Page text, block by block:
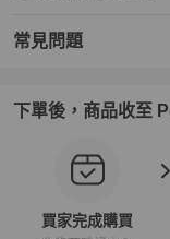
常見問題
下單後，商品收至
買家完成購買